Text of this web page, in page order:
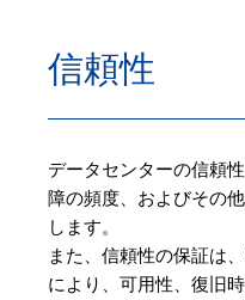
信頼性
データセンターの信頼
障の頻度、およびその
します。
また、信頼性の保証は
により、可用性、復旧